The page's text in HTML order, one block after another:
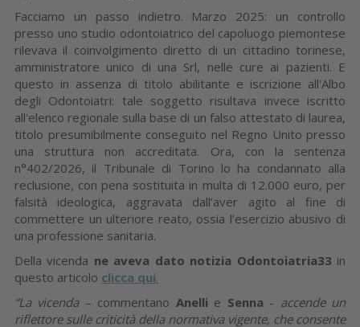
Facciamo un passo indietro. Marzo 2025: un controllo
presso uno studio odontoiatrico del capoluogo piemontese
rilevava il coinvolgimento diretto di un cittadino torinese,
amministratore unico di una Srl, nelle cure ai pazienti. E
questo in assenza di titolo abilitante e iscrizione all'Albo
degli Odontoiatri: tale soggetto risultava invece iscritto
all'elenco regionale sulla base di un falso attestato di laurea,
titolo presumibilmente conseguito nel Regno Unito presso
una struttura non accreditata. Ora, con la sentenza
n°402/2026, il Tribunale di Torino lo ha condannato alla
reclusione, con pena sostituita in multa di 12.000 euro, per
falsità ideologica, aggravata dall’aver agito al fine di
commettere un ulteriore reato, ossia l’esercizio abusivo di
una professione sanitaria.
Della vicenda ne aveva dato notizia Odontoiatria33 in
questo articolo clicca qui.
“La vicenda– commentano Anelli e Senna - accende un
riflettore sulle criticità della normativa vigente, che consente